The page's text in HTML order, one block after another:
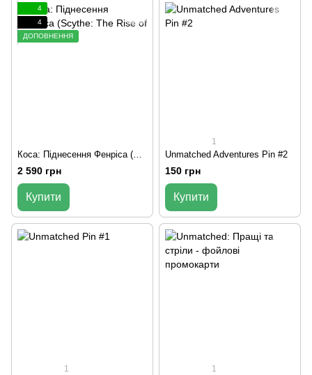
4
4
ДОПОВНЕННЯ
2 590 грн
Купити
1
Unmatched Adventures Pin #2
150 грн
Купити
1 1